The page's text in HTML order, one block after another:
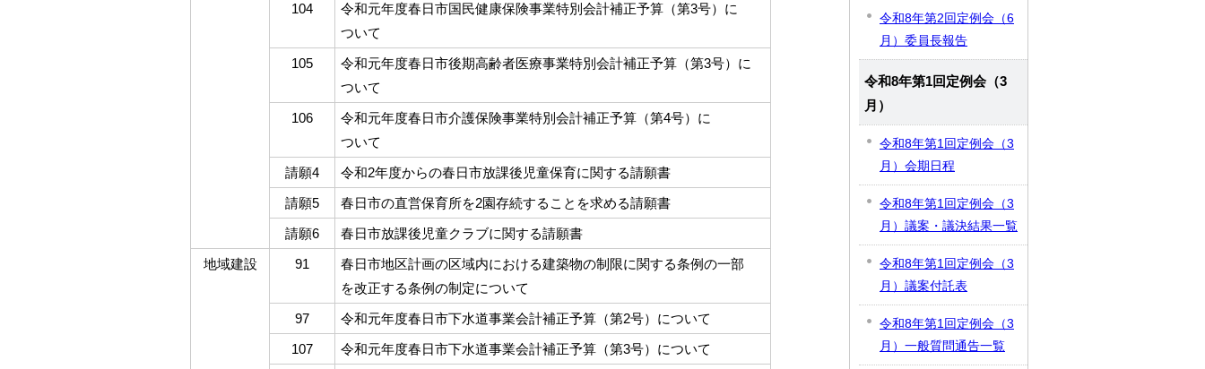
104
令和元年度春日市国民健康保険事業特別会計補正予算（第3号）に
ついて
105
令和元年度春日市後期高齢者医療事業特別会計補正予算（第3号）に
ついて
106
令和元年度春日市介護保険事業特別会計補正予算（第4号）に
ついて
請願4
令和2年度からの春日市放課後児童保育に関する請願書
請願5
春日市の直営保育所を2園存続することを求める請願書
請願6
春日市放課後児童クラブに関する請願書
地域建設
91
春日市地区計画の区域内における建築物の制限に関する条例の一部
を改正する条例の制定について
97
令和元年度春日市下水道事業会計補正予算（第2号）について
107
令和元年度春日市下水道事業会計補正予算（第3号）について
令和8年第2回定例会（6
月）委員長報告
令和8年第1回定例会（3
月）
令和8年第1回定例会（3
月）会期日程
令和8年第1回定例会（3
月）議案・議決結果一覧
令和8年第1回定例会（3
月）議案付託表
令和8年第1回定例会（3
月）一般質問通告一覧